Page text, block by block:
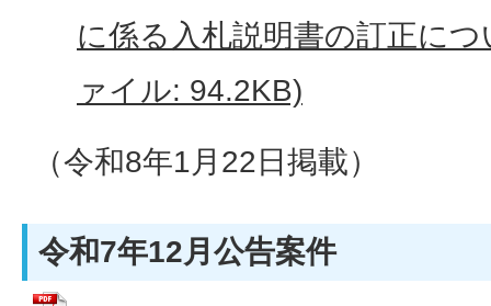
に係る入札説明書の訂正に
ァイル: 94.2KB)
（令和8年1月22日掲載）
令和7年12月公告案件